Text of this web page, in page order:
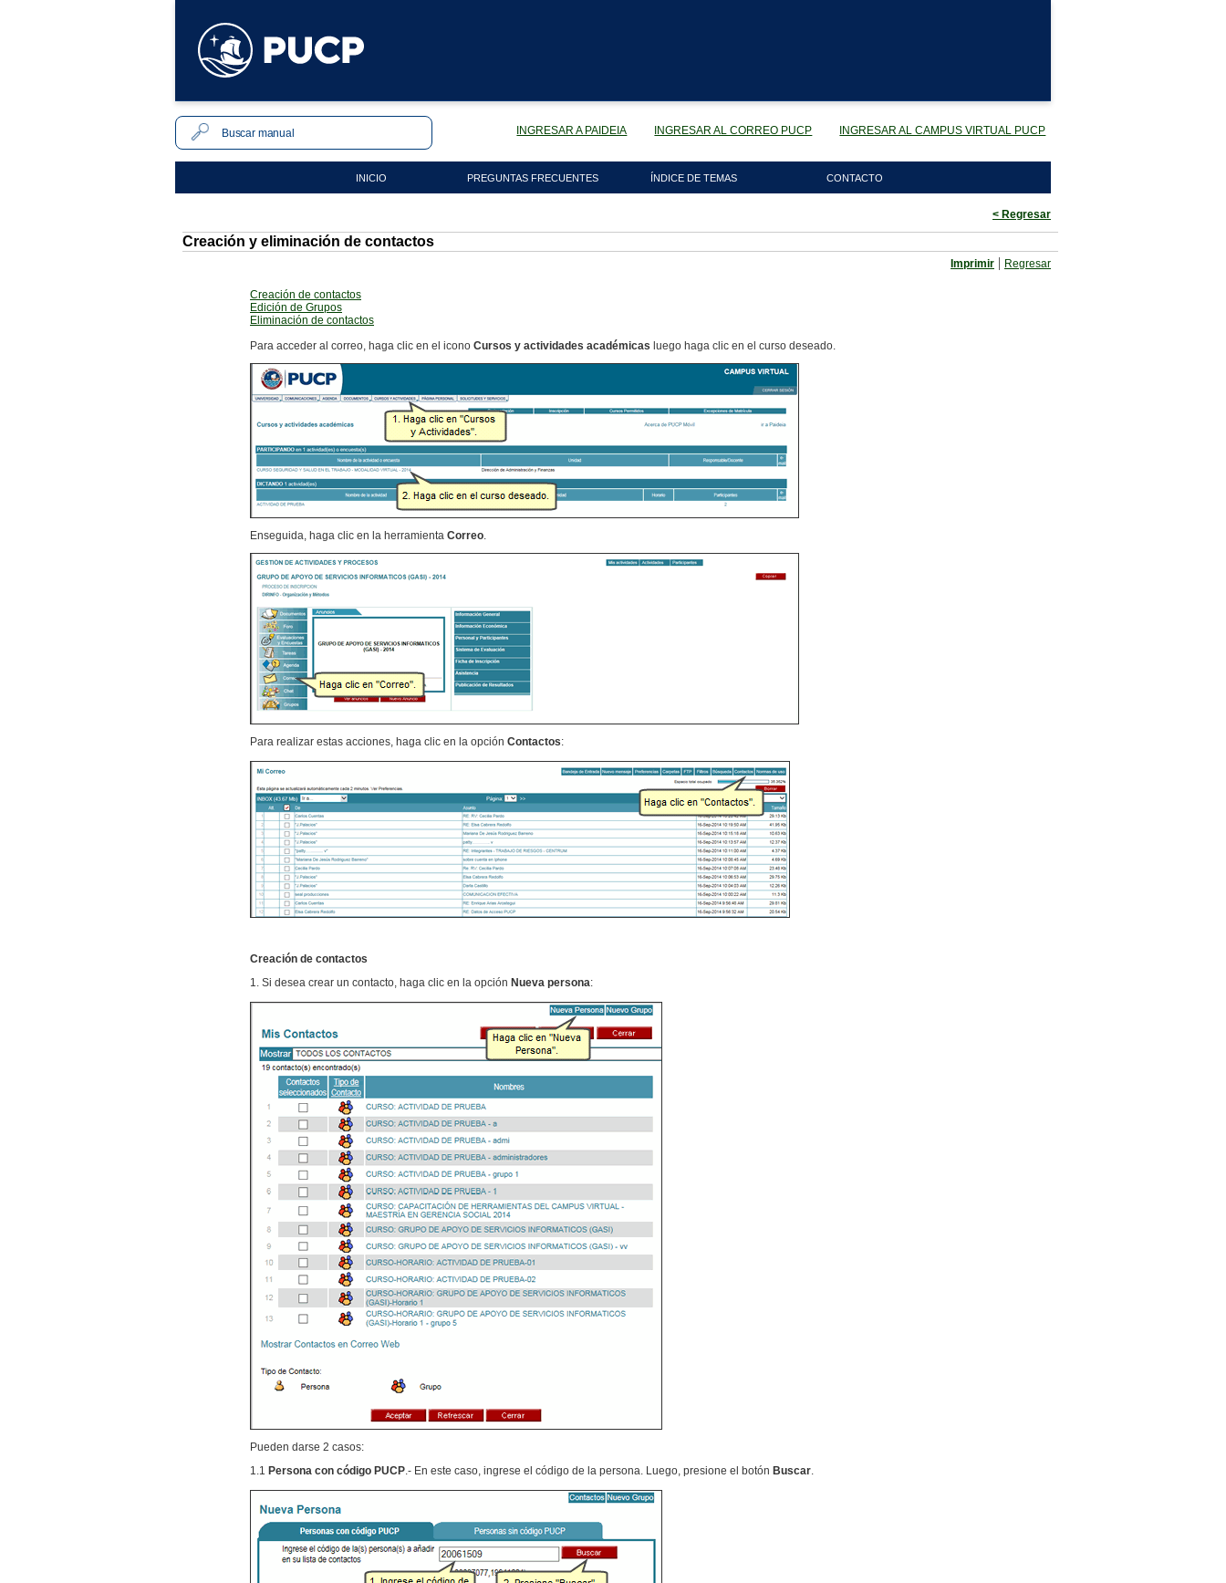
INGRESAR A PAIDEIA INGRESAR AL CORREO PUCP INGRESAR AL CAMPUS VIRTUAL PUCP
INICIO PREGUNTAS FRECUENTES ÍNDICE DE TEMAS CONTACTO
< Regresar
Creación y eliminación de contactos
Imprimir | Regresar
Creación de contactos
Edición de Grupos
Eliminación de contactos
Para acceder al correo, haga clic en el icono Cursos y actividades académicas luego haga clic en el curso deseado.
Enseguida, haga clic en la herramienta Correo.
Para realizar estas acciones, haga clic en la opción Contactos:
Creación de contactos
1. Si desea crear un contacto, haga clic en la opción Nueva persona:
Pueden darse 2 casos:
1.1 Persona con código PUCP.- En este caso, ingrese el código de la persona. Luego, presione el botón Buscar.